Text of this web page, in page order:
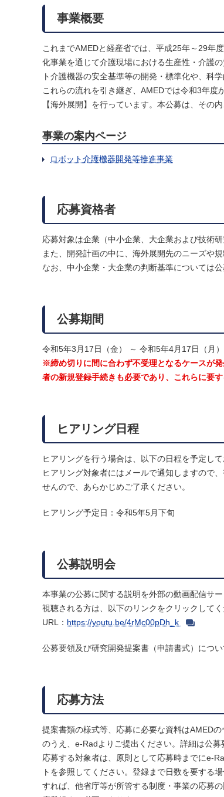
事業概要
これまでAMEDと経産省では、平成25年～29年
化事業を通じて介護現場における生産性・介護
ト介護機器の安全基準等の開発・標準化や、科
これらの流れを引き継ぎ、AMEDでは令和3年度
【海外展開】を行っています。本公募は、その
事業の案内ページ
ロボット介護機器開発等推進事業
応募資格者
応募対象は企業（中小企業、大企業および技術
また、開発計画の中に、海外展開先のニーズや
なお、中小企業・大企業の判断基準については
公募期間
令和5年3月17日（金） ～ 令和5年4月17日（月）
※締め切りに間に合わず不受理となるケースが
者の新規登録手続きも必要であり、これらに要
ヒアリング日程
ヒアリングを行う場合は、以下の日程を予定して
ヒアリング対象者にはメールで通知しますので
せんので、あらかじめご了承ください。
ヒアリング予定日：令和5年5月下旬
公募説明会
本事業の公募に関する説明を外部の動画配信サ
視聴される方は、以下のリンクをクリックしてく
URL： https://youtu.be/4rMc00pDh_k
公募要領及び研究開発提案書（申請書式）につ
応募方法
提案書類の様式等、応募に必要な資料はAMED
のうえ、e-Radよりご提出ください。詳細は公募
応募する対象者は、原則として応募時までにe-
トを参照してください。登録まで日数を要する
すれば、他省庁等が所管する制度・事業の応募